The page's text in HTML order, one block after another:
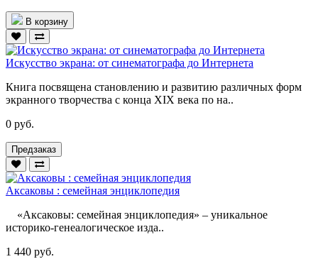
В корзину
Искусство экрана: от синематографа до Интернета
Книга посвящена становлению и развитию различных форм
экранного творчества с конца XIX века по на..
0 руб.
Предзаказ
Аксаковы : семейная энциклопедия
«Аксаковы: семейная энциклопедия» – уникальное
историко-генеалогическое изда..
1 440 руб.